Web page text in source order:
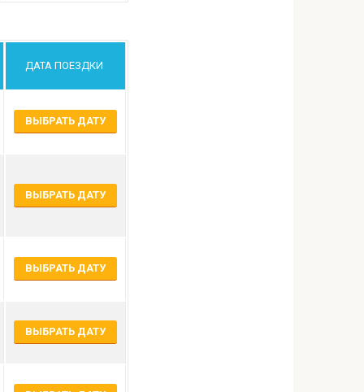
ДАТА ПОЕЗДКИ
ВЫБРАТЬ ДАТУ
ВЫБРАТЬ ДАТУ
ВЫБРАТЬ ДАТУ
ВЫБРАТЬ ДАТУ